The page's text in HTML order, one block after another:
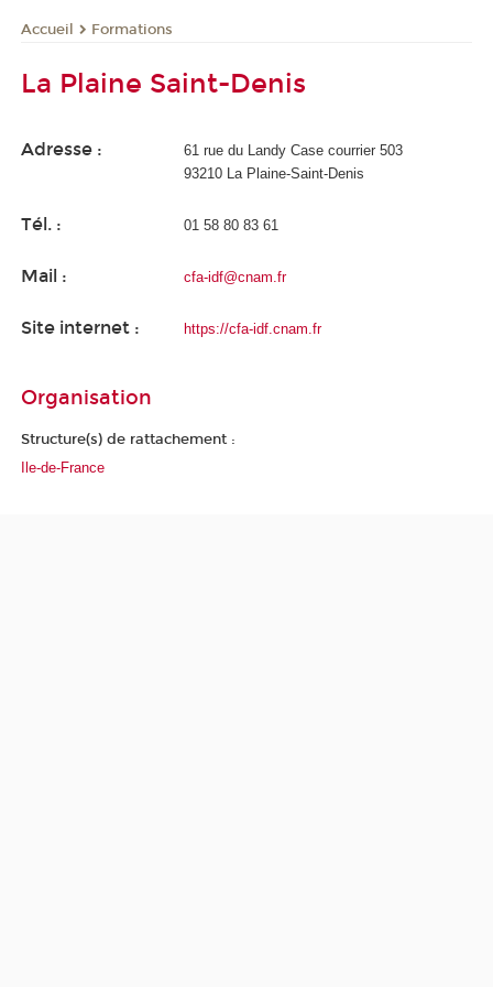
Accueil Formations
La Plaine Saint-Denis
Adresse :
61 rue du Landy Case courrier 503
93210 La Plaine-Saint-Denis
Tél. : 01 58 80 83 61
Mail : cfa-idf@cnam.fr
Site internet : https://cfa-idf.cnam.fr
Organisation
Structure(s) de rattachement :
Ile-de-France